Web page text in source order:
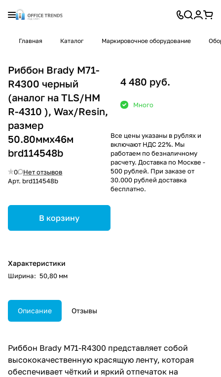
Главная Каталог Маркировочное оборудование
Риббон Brady M71-
R4300 черный
(аналог на TLS/HM
R-4310 ), Wax/Resin,
размер
50.80ммх46м
brd114548b
0
Нет отзывов
Арт. brd114548b
В корзину
Характеристики
Ширина: 50,80 мм
4 480 руб.
Много
Все цены указаны в рублях и
включают НДС 22%. Мы
работаем по безналичному
расчету. Доставка по Москве -
500 рублей. При заказе от
30.000 рублей доставка
бесплатно.
Описание Отзывы
Риббон Brady M71-R4300 представляет собой
высококачественную красящую ленту, которая
обеспечивает чёткий и яркий отпечаток на